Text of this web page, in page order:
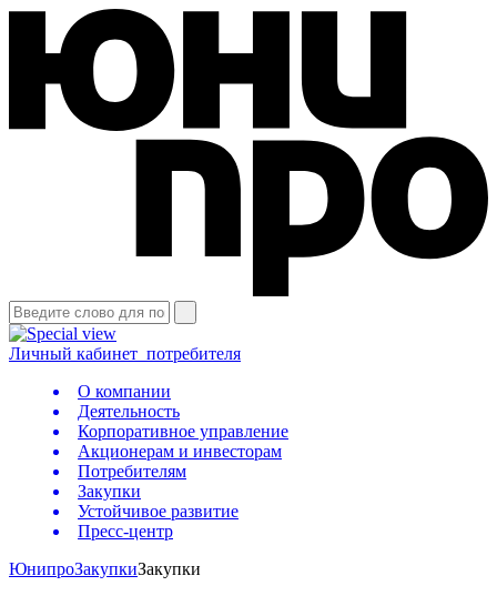
Личный кабинет потребителя
О компании
Деятельность
Корпоративное управление
Акционерам и инвесторам
Потребителям
Закупки
Устойчивое развитие
Пресс-центр
ЮнипроЗакупкиЗакупки